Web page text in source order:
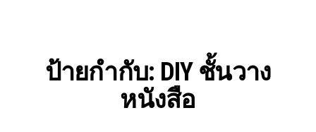
ป้ายกำกับ: DIY ชั้นวาง
หนังสือ